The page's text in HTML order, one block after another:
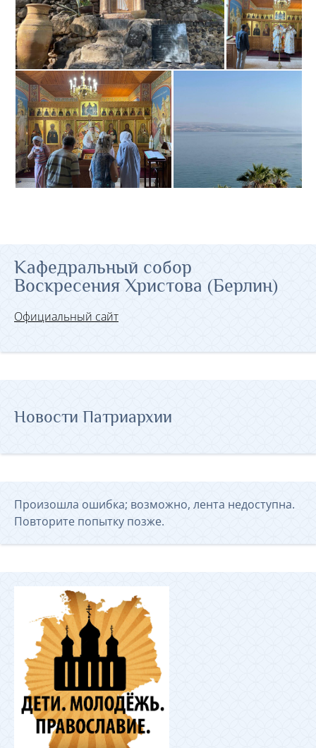
Кафедральный собор
Воскресения Христова (Берлин)
Официальный сайт
Новости Патриархии
Произошла ошибка; возможно, лента недоступна.
Повторите попытку позже.